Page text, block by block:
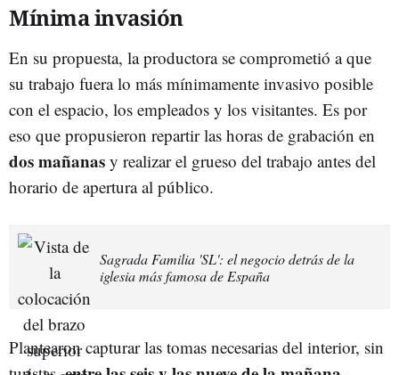
Mínima invasión
En su propuesta, la productora se comprometió a que
su trabajo fuera lo más mínimamente invasivo posible
con el espacio, los empleados y los visitantes. Es por
eso que propusieron repartir las horas de grabación en
dos mañanas y realizar el grueso del trabajo antes del
horario de apertura al público.
Sagrada Familia 'SL': el negocio detrás de la
iglesia más famosa de España
Plantearon capturar las tomas necesarias del interior, sin